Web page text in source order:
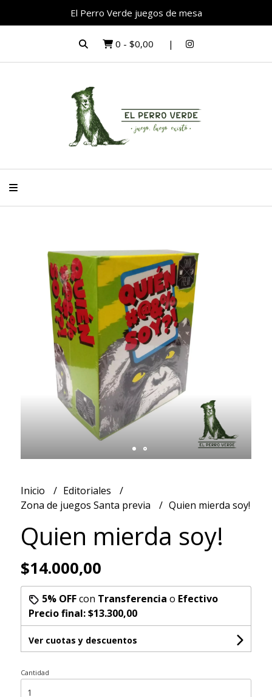
El Perro Verde juegos de mesa
0 - $0,00
Inicio
Editoriales
Zona de juegos Santa previa
Quien mierda soy!
Quien mierda soy!
$14.000,00
5% OFFcon Transferencia o Efectivo
Precio final:$13.300,00
Ver cuotas y descuentos
Cantidad